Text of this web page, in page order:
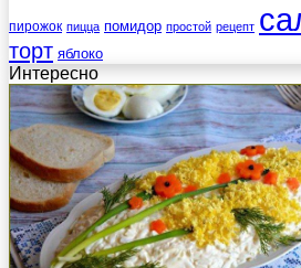
пирожок пицца помидор простой рецепт
торт яблоко
Интересно